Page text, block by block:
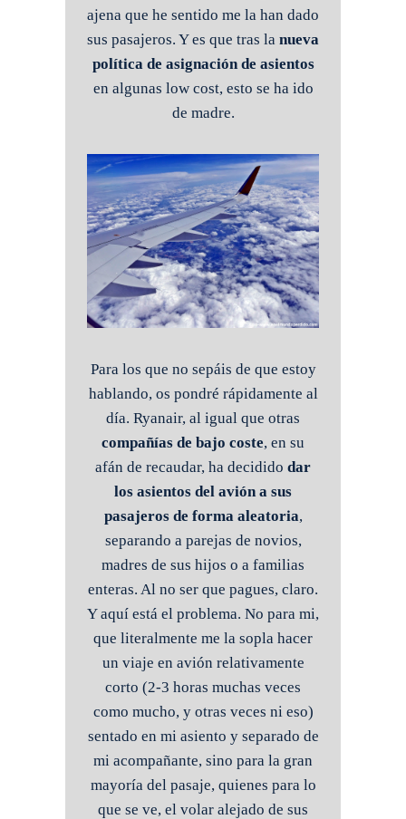
ajena que he sentido me la han dado
sus pasajeros. Y es que tras la nueva
política de asignación de asientos
en algunas low cost, esto se ha ido
de madre.
Para los que no sepáis de que estoy
hablando, os pondré rápidamente al
día. Ryanair, al igual que otras
compañías de bajo coste, en su
afán de recaudar, ha decidido dar
los asientos del avión a sus
pasajeros de forma aleatoria,
separando a parejas de novios,
madres de sus hijos o a familias
enteras. Al no ser que pagues, claro.
Y aquí está el problema. No para mi,
que literalmente me la sopla hacer
un viaje en avión relativamente
corto (2-3 horas muchas veces
como mucho, y otras veces ni eso)
sentado en mi asiento y separado de
mi acompañante, sino para la gran
mayoría del pasaje, quienes para lo
que se ve, el volar alejado de sus